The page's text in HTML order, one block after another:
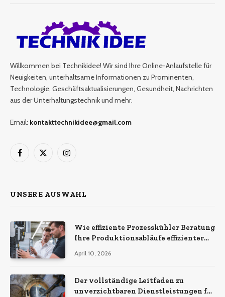
Willkommen bei Technikidee! Wir sind Ihre Online-Anlaufstelle für
Neuigkeiten, unterhaltsame Informationen zu Prominenten,
Technologie, Geschäftsaktualisierungen, Gesundheit, Nachrichten
aus der Unterhaltungstechnik und mehr.
Email: kontakttechnikidee@gmail.com
Facebook
X
Instagram
UNSERE AUSWAHL
Wie effiziente Prozesskühler Beratung
Ihre Produktionsabläufe effizienter
April 10, 2026
Der vollständige Leitfaden zu
unverzichtbaren Dienstleistungen für